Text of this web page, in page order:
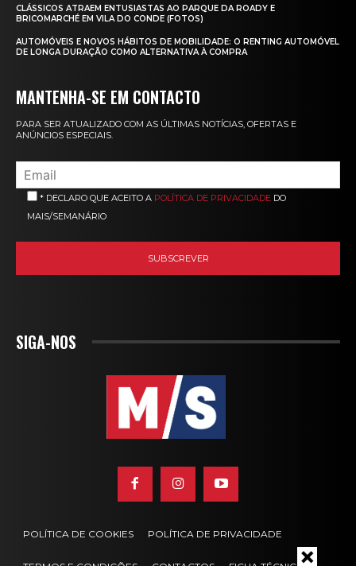
CLÁSSICOS ATRAEM ENTUSIASTAS AO PARQUE DA ROADY E
BRICOMARCHÉ EM VILA DO CONDE (FOTOS)
AUTOMÓVEIS E NOVOS HÁBITOS DE MOBILIDADE: O RENTING AUTOMÓVEL
DE LONGA DURAÇÃO COMO ALTERNATIVA À COMPRA
MANTENHA-SE EM CONTACTO
PARA SER ATUALIZADO COM AS ÚLTIMAS NOTÍCIAS, OFERTAS E
ANÚNCIOS ESPECIAIS.
* DECLARO QUE ACEITO A POLÍTICA DE PRIVACIDADE DO
MAIS/SEMANÁRIO
SIGA-NOS
POLÍTICA DE COOKIES POLÍTICA DE PRIVACIDADE